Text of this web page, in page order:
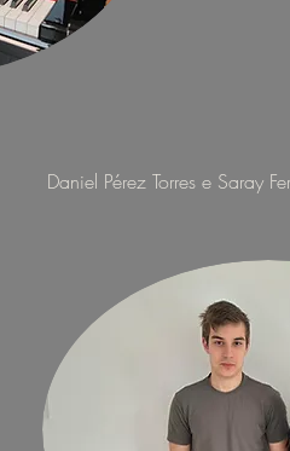
Daniel Pérez Torres e Saray